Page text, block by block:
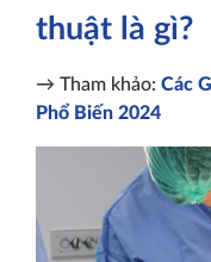
thuật là gì?
→ Tham khảo: Các
Phổ Biến 2024